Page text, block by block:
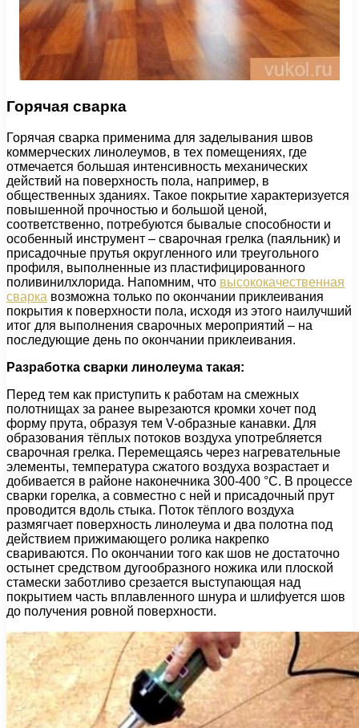
Горячая сварка
Горячая сварка применима для заделывания швов
коммерческих линолеумов, в тех помещениях, где
отмечается большая интенсивность механических
действий на поверхность пола, например, в
общественных зданиях. Такое покрытие характеризуется
повышенной прочностью и большой ценой,
соответственно, потребуются бывалые способности и
особенный инструмент – сварочная грелка (паяльник) и
присадочные прутья округленного или треугольного
профиля, выполненные из пластифицированного
поливинилхлорида. Напомним, что высококачественная
сварка возможна только по окончании приклеивания
покрытия к поверхности пола, исходя из этого наилучший
итог для выполнения сварочных мероприятий – на
последующие день по окончании приклеивания.
Разработка сварки линолеума такая:
Перед тем как приступить к работам на смежных
полотнищах за ранее вырезаются кромки хочет под
форму прута, образуя тем V-образные канавки. Для
образования тёплых потоков воздуха употребляется
сварочная грелка. Перемещаясь через нагревательные
элементы, температура сжатого воздуха возрастает и
добивается в районе наконечника 300-400 °С. В процессе
сварки горелка, а совместно с ней и присадочный прут
проводится вдоль стыка. Поток тёплого воздуха
размягчает поверхность линолеума и два полотна под
действием прижимающего ролика накрепко
свариваются. По окончании того как шов не достаточно
остынет средством дугообразного ножика или плоской
стамески заботливо срезается выступающая над
покрытием часть вплавленного шнура и шлифуется шов
до получения ровной поверхности.